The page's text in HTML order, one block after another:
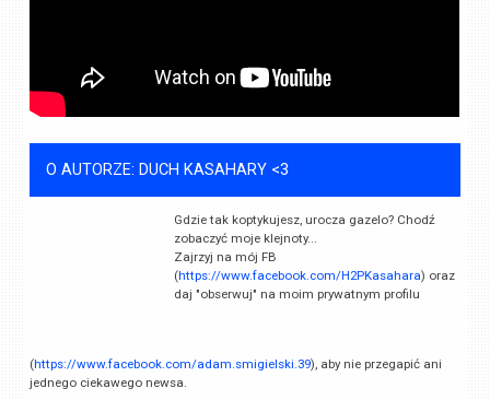
O AUTORZE: DUCH KASAHARY <3
Gdzie tak koptykujesz, urocza gazelo? Chodź
zobaczyć moje klejnoty...
Zajrzyj na mój FB
(https://www.facebook.com/H2PKasahara) oraz
daj "obserwuj" na moim prywatnym profilu
(https://www.facebook.com/adam.smigielski.39), aby nie przegapić ani
jednego ciekawego newsa.